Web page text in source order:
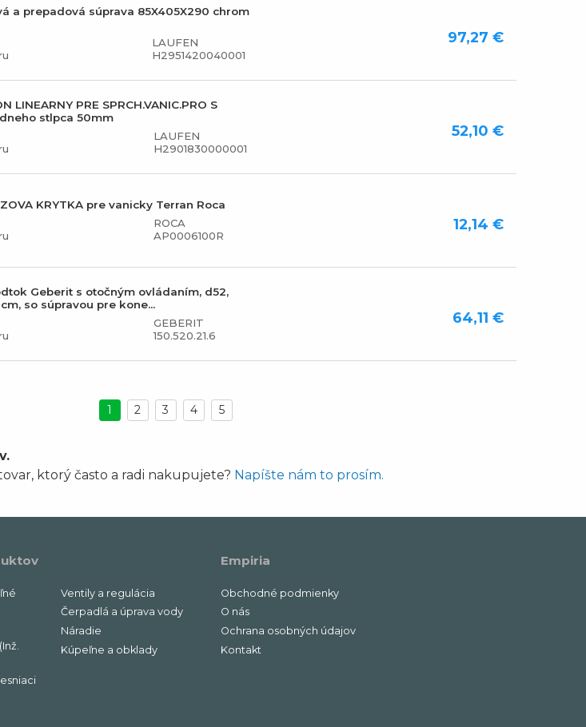
a prepadová súprava 85X405X290 chrom
LAUFEN
H2951420040001
97,27 €
LINEARNY PRE SPRCH.VANIC.PRO S
stlpca 50mm
LAUFEN
H2901830000001
52,10 €
KRYTKA pre vanicky Terran Roca
ROCA
AP0006100R
12,14 €
Geberit s otočným ovládaním, d52,
so súpravou pre kone...
GEBERIT
150.520.21.6
64,11 €
1 2 3 4 5
ktorý často a radi nakupujete? Napíšte nám to prosím.
Ventily a regulácia
Čerpadlá a úprava vody
Náradie
Kúpeľne a obklady
Empiria
Obchodné podmienky
O nás
Ochrana osobných údajov
Kontakt